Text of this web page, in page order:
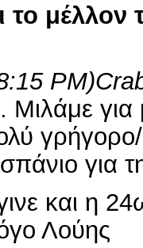
το μέλλον
PM)
για
σπάνιο
και η
Λούης